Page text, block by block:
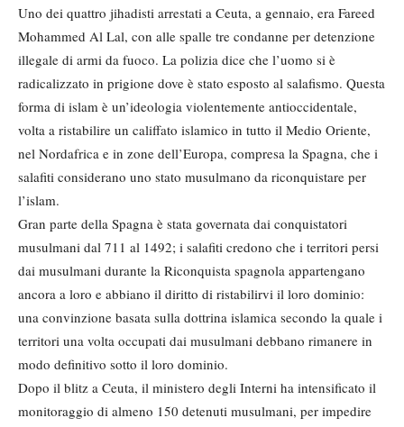
Uno dei quattro jihadisti arrestati a Ceuta, a gennaio, era Fareed
Mohammed Al Lal, con alle spalle tre condanne per detenzione
illegale di armi da fuoco. La polizia dice che l’uomo si è
radicalizzato in prigione dove è stato esposto al salafismo. Questa
forma di islam è un’ideologia violentemente antioccidentale,
volta a ristabilire un califfato islamico in tutto il Medio Oriente,
nel Nordafrica e in zone dell’Europa, compresa la Spagna, che i
salafiti considerano uno stato musulmano da riconquistare per
l’islam.
Gran parte della Spagna è stata governata dai conquistatori
musulmani dal 711 al 1492; i salafiti credono che i territori persi
dai musulmani durante la Riconquista spagnola appartengano
ancora a loro e abbiano il diritto di ristabilirvi il loro dominio:
una convinzione basata sulla dottrina islamica secondo la quale i
territori una volta occupati dai musulmani debbano rimanere in
modo definitivo sotto il loro dominio.
Dopo il blitz a Ceuta, il ministero degli Interni ha intensificato il
monitoraggio di almeno 150 detenuti musulmani, per impedire